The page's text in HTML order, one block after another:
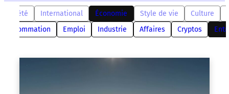
Société International Économie Style de vie Culture
Consommation
Emploi Industrie Affaires Cryptos